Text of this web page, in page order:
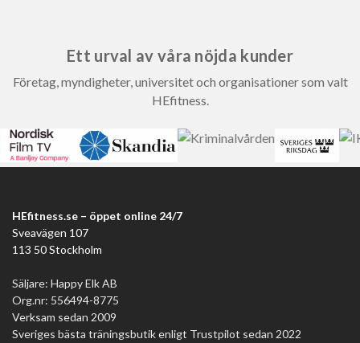
Ett urval av våra nöjda kunder
Företag, myndigheter, universitet och organisationer som valt
HEfitness.
HEfitness.se – öppet online 24/7
Sveavägen 107
113 50 Stockholm
Säljare: Happy Elk AB
Org.nr: 556494-8775
Verksam sedan 2009
Sveriges bästa träningsbutik enligt Trustpilot sedan 2022